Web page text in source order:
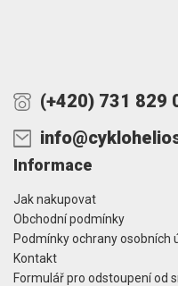
(+420) 731 829
Informace
Jak nakupovat
Obchodní podmínky
Podmínky ochrany osobních
Kontakt
Formulář pro odstoupení od